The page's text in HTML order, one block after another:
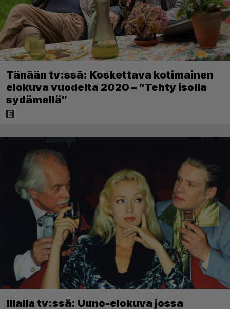
Tänään tv:ssä: Koskettava kotimainen
elokuva vuodelta 2020 – ”Tehty isolla
sydämellä”
Illalla tv:ssä: Uuno-elokuva jossa